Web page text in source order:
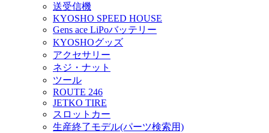
送受信機
KYOSHO SPEED HOUSE
Gens ace LiPoバッテリー
KYOSHOグッズ
アクセサリー
ネジ・ナット
ツール
ROUTE 246
JETKO TIRE
スロットカー
生産終了モデル(パーツ検索用)